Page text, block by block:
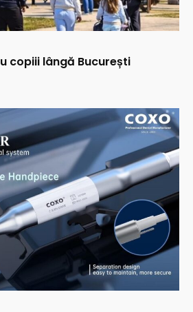
copiii lângă București